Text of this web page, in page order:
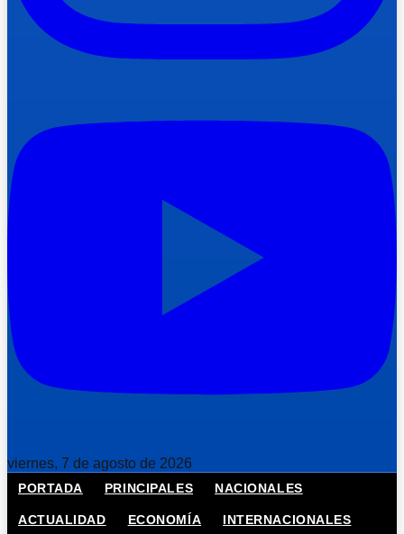
viernes, 7 de agosto de 2026
PORTADA PRINCIPALES NACIONALES
ACTUALIDAD ECONOMÍA INTERNACIONALES